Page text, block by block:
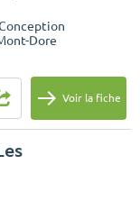
Dore
Voir la fiche